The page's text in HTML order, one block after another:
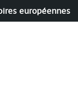
européennes